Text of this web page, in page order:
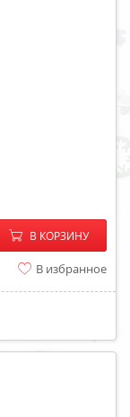
− +
В КОРЗИНУ
В избранное